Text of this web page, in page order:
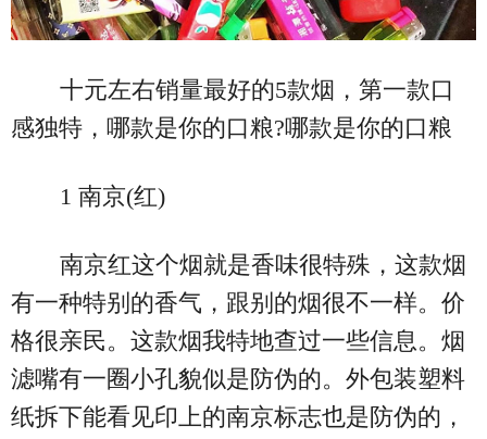
十元左右销量最好的5款烟，第一款口
感独特，哪款是你的口粮?哪款是你的口粮
1 南京(红)
南京红这个烟就是香味很特殊，这款烟
有一种特别的香气，跟别的烟很不一样。价
格很亲民。这款烟我特地查过一些信息。烟
滤嘴有一圈小孔貌似是防伪的。外包装塑料
纸拆下能看见印上的南京标志也是防伪的，